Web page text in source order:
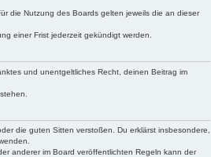
die Nutzung des Boards gelten jeweils die an dieser
einer Frist jederzeit gekündigt werden.
und unentgeltliches Recht, deinen Beitrag im
die guten Sitten verstoßen. Du erklärst insbesondere,
anderer im Board veröffentlichten Regeln kann der